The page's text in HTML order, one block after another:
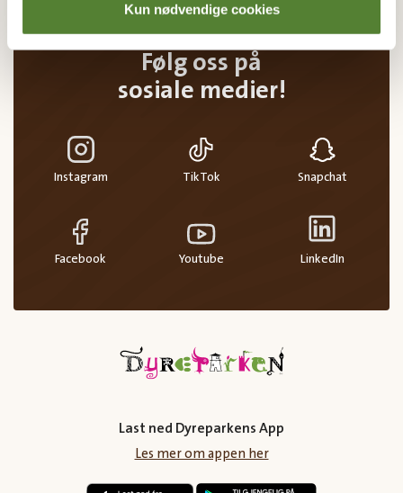
Kun nødvendige cookies
Følg oss på
sosiale medier!
Instagram TikTok Snapchat
Facebook Youtube LinkedIn
Last ned Dyreparkens App
Les mer om appen her